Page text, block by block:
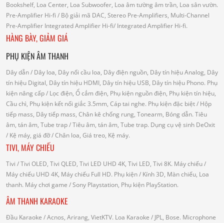
Bookshelf, Loa Center, Loa Subwoofer, Loa âm tường âm trần, Loa sân vườn.
Pre-Amplifier Hi-fi / Bộ giải mã DAC, Stereo Pre-Amplifiers, Multi-Channel
Pre-Amplifier Integrated Amplifier Hi-fi/ Integrated Amplifier Hi-fi.
HÀNG BÀY, GIẢM GIÁ
PHỤ KIỆN ÂM THANH
Dây dẫn/ Dây loa, Dây nối cầu loa, Dây điện nguồn, Dây tín hiệu Analog, Dây
tín hiệu Digital, Dây tín hiệu HDMI, Dây tín hiệu USB, Dây tín hiệu Phono. Phụ
kiện nâng cấp/ Lọc điện, Ổ cắm điện, Phụ kiện nguồn điện, Phụ kiện tín hiệu,
Cầu chì, Phụ kiện kết nối giắc 3.5mm, Cáp tai nghe. Phụ kiện đặc biệt/ Hộp
tiếp mass, Dây tiếp mass, Chân kê chống rung, Tonearm, Bóng dẫn. Tiêu
âm, tán âm, Tube trap/ Tiêu âm, tán âm, Tube trap. Dụng cụ vệ sinh DeOxit
/ Kệ máy, giá đỡ/ Chân loa, Giá treo, Kệ máy.
TIVI, MÁY CHIẾU
Tivi / Tivi OLED, Tivi QLED, Tivi LED UHD 4K, Tivi LED, Tivi 8K. Máy chiếu/
Máy chiếu UHD 4K, Máy chiếu Full HD. Phụ kiện/ Kính 3D, Màn chiếu, Loa
thanh. Máy chơi game / Sony Playstation, Phụ kiện PlayStation.
ÂM THANH KARAOKE
Đầu Karaoke / Acnos, Arirang, VietKTV. Loa Karaoke / JPL, Bose. Microphone